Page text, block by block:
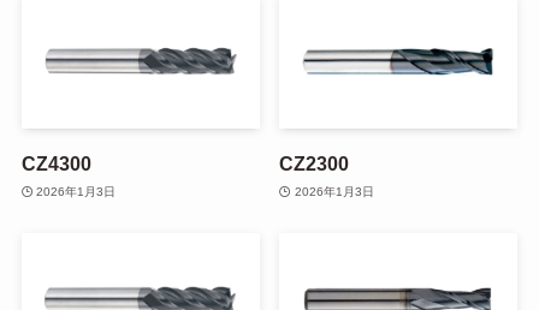
CZ4300
2026年1月3日
CZ2300
2026年1月3日